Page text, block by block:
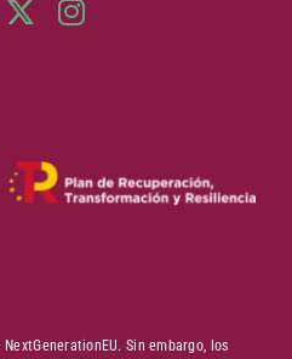
Sin embargo, los